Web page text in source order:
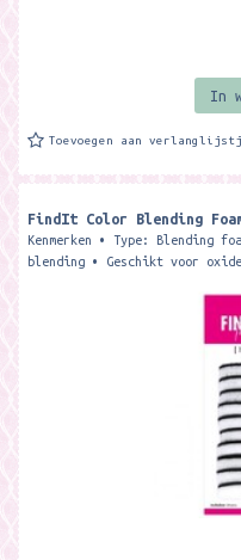
In
Toevoegen aan
FindIt Color Blending
Kenmerken • Type: Blending
blending • Geschikt voor